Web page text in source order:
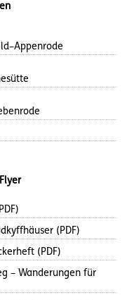
(PDF)
(PDF)
– Wanderungen für